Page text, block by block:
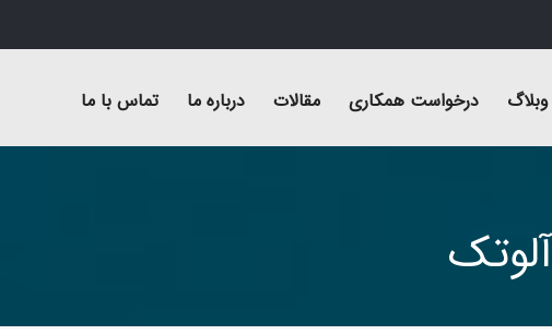
وبلاگ درخواست همکاری مقالات درباره ما تماس با ما